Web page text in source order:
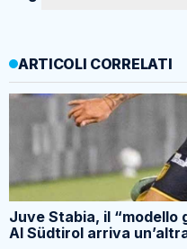
ARTICOLI CORRELATI
Juve Stabia, il “modello
Al Südtirol arriva